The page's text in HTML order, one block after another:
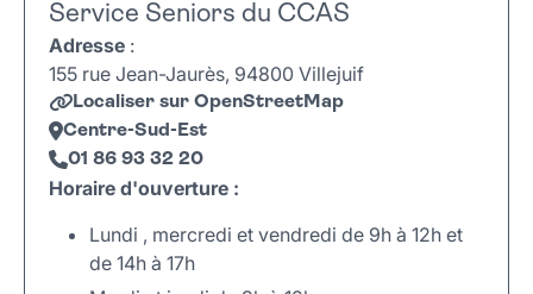
Service Seniors du CCAS
Adresse :
155 rue Jean-Jaurès, 94800 Villejuif
Localiser sur OpenStreetMap
Centre-Sud-Est
01 86 93 32 20
Horaire d'ouverture :
Lundi , mercredi et vendredi de 9h à 12h et
de 14h à 17h